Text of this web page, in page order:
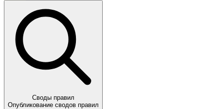
Своды правил
Опубликование сводов правил